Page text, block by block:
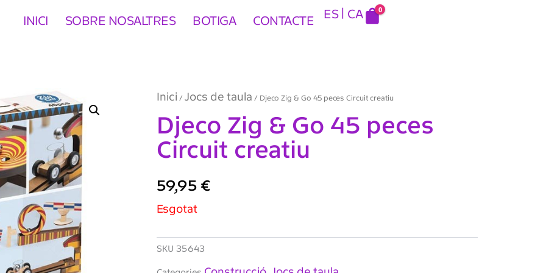
INICI SOBRE NOSALTRES BOTIGA CONTACTE ES CA 0
Inici / Jocs de taula / Djeco Zig & Go 45 peces Circuit creatiu
Djeco Zig & Go 45 peces
Circuit creatiu
59,95 €
Esgotat
SKU 35643